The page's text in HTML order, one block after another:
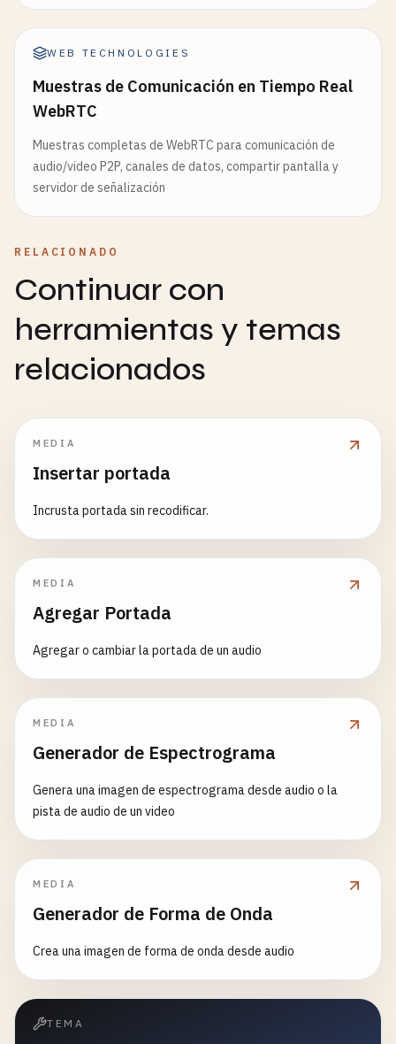
WEB TECHNOLOGIES
Muestras de Comunicación en Tiempo Real
WebRTC
Muestras completas de WebRTC para comunicación de
audio/video P2P, canales de datos, compartir pantalla y
servidor de señalización
RELACIONADO
Continuar con
herramientas y temas
relacionados
MEDIA
Insertar portada
Incrusta portada sin recodificar.
MEDIA
Agregar Portada
Agregar o cambiar la portada de un audio
MEDIA
Generador de Espectrograma
Genera una imagen de espectrograma desde audio o la
pista de audio de un video
MEDIA
Generador de Forma de Onda
Crea una imagen de forma de onda desde audio
TEMA